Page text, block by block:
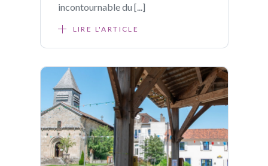
incontournable du [...]
LIRE L'ARTICLE